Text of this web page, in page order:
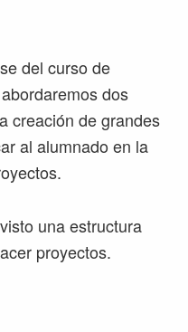
del curso de
abordaremos dos
creación de grandes
al alumnado en la
una estructura
proyectos.